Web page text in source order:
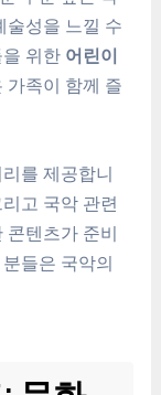
술성을 느낄 수
위한 어린이
가족이 함께 즐
를 제공합니
고 국악 관련
콘텐츠가 준비
들은 국악의